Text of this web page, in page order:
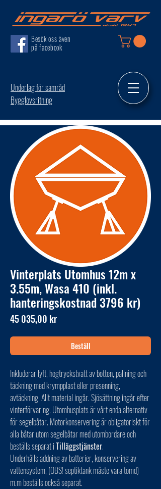
Besök oss även
på facebook
Underlag för samråd
Bygglovsritning
Vinterplats Utomhus 12m x
3.55m, Wasa 410 (inkl.
hanteringskostnad 3796 kr)
45 035,00 krPris
Beställ
Inkluderar lyft, högtryckstvätt av botten, pallning och
täckning med krympplast eller presenning,
avtäckning. Allt material ingår. Sjösättning ingår efter
vinterförvaring. Utomhusplats är vårt enda alternativ
för segelbåtar. Motorkonservering är obligatoriskt för
alla båtar utom segelbåtar med utombordare och
beställs separat iTilläggstjänster.
Underhållsladdning av batterier, konservering av
vattensystem, (OBS! septiktank måste vara tömd)
m.m beställs också separat.